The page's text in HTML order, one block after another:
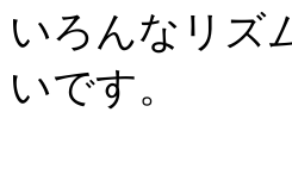
いろんなリズ
いです。